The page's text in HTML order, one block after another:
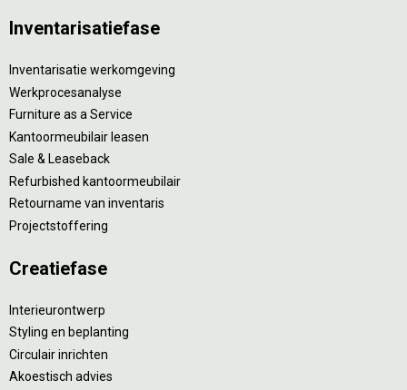
Inventarisatiefase
Inventarisatie werkomgeving
Werkprocesanalyse
Furniture as a Service
Kantoormeubilair leasen
Sale & Leaseback
Refurbished kantoormeubilair
Retourname van inventaris
Projectstoffering
Creatiefase
Interieurontwerp
Styling en beplanting
Circulair inrichten
Akoestisch advies